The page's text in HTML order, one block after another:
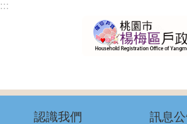
跳到主要內容區塊
:::
認識我們 訊息